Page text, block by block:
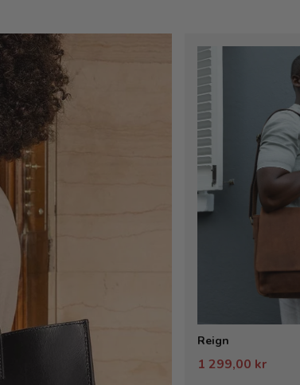
Reign
1 299,00 kr